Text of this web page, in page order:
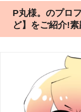
P丸様。のプロ
ど】をご紹介!